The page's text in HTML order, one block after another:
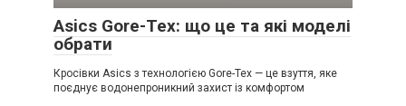
Asics Gore-Tex: що це та які моделі
обрати
Кросівки Asics з технологією Gore-Tex — це взуття, яке
поєднує водонепроникний захист із комфортом